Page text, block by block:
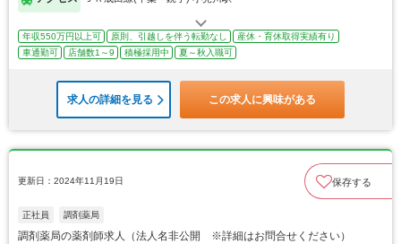
年収550万円以上可 原則、引越しを伴う転勤なし
産休・育休取得実績有り
車通勤可
店舗数1～9 積極採用中 夏～秋入職可
求人の詳細を見る この求人に興味がある
更新日：2024年11月19日 保存する
正社員 調剤薬局
調剤薬局の薬剤師求人（法人名非公開 ※詳細はお問合せください）